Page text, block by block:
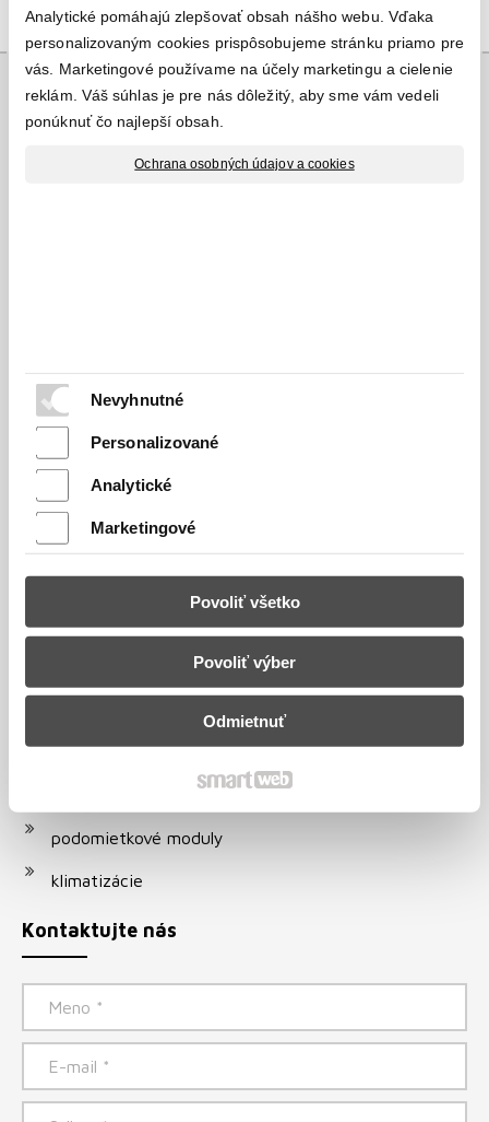
Analytické pomáhajú zlepšovať obsah nášho webu. Vďaka
personalizovaným cookies prispôsobujeme stránku priamo pre
vás. Marketingové používame na účely marketingu a cielenie
reklám. Váš súhlas je pre nás dôležitý, aby sme vám vedeli
ponúknuť čo najlepší obsah.
Ochrana osobných údajov a cookies
Nevyhnutné
Personalizované
Analytické
Marketingové
Odmietnuť
Povoliť výber
Povoliť všetko
+421 38 5320 167
+421 944 290 375
info@recos.sk
Predaj a servis
kondenzačné kotle
ohrievače vody
solárne systémy
podomietkové moduly
klimatizácie
Kontaktujte nás